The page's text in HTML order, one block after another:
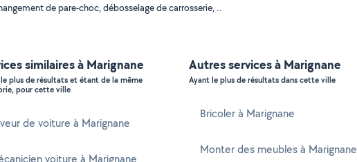
de pare-choc, débosselage de carrosserie, ..
similaires à Marignane
plus de résultats et étant de la même
pour cette ville
de voiture à Marignane
voiture à Marignane
Autres services à Marignane
Ayant le plus de résultats dans cette ville
Bricoler à Marignane
Monter des meubles à Marignane